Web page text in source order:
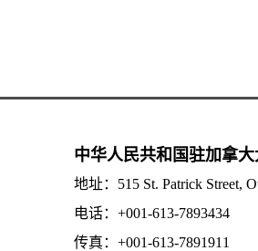
中华人民共和国驻加拿
地址：515 St. Patrick Street,
电话：+001-613-7893434
传真：+001-613-7891911